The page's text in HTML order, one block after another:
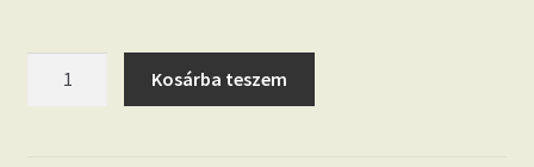
Kosárba teszem